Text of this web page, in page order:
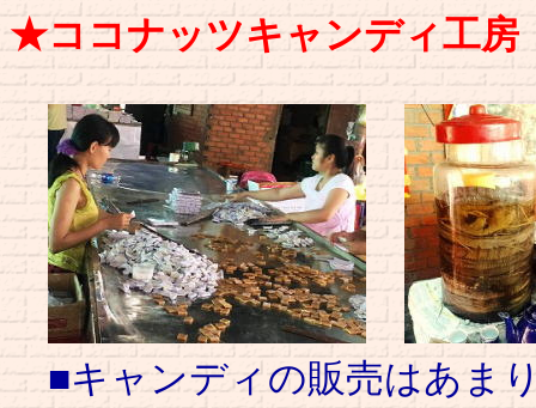
★ココナッツキャンディ工房
■キャンディの販売はあま